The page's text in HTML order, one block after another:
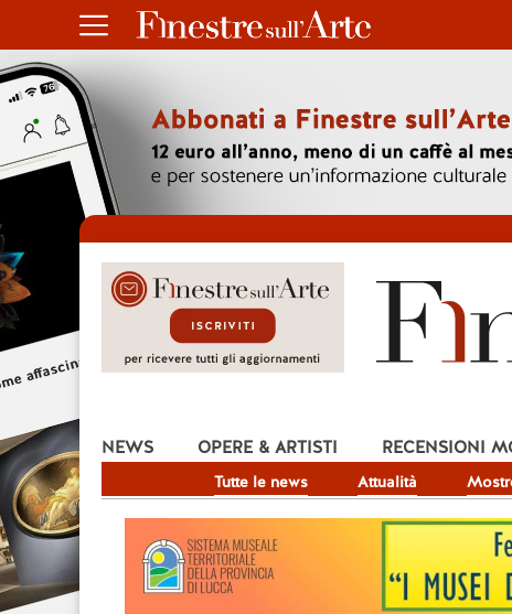
NEWS
Tutte le news Attualità
OPERE & ARTISTI RECENSIONI